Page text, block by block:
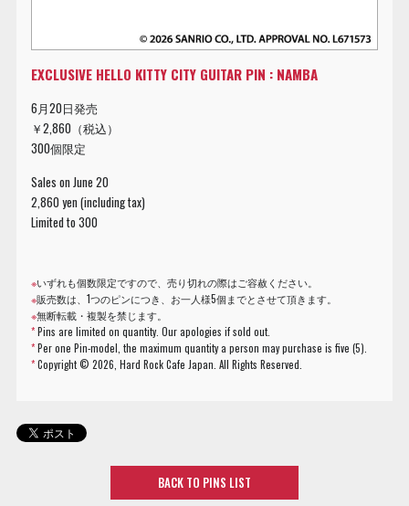
EXCLUSIVE HELLO KITTY CITY GUITAR PIN : NAMBA
6月20日発売
￥2,860（税込）
300個限定
Sales on June 20
2,860 yen (including tax)
Limited to 300
※いずれも個数限定ですので、売り切れの際はご容赦ください。
※販売数は、1つのピンにつき、お一人様5個までとさせて頂きます。
※無断転載・複製を禁じます。
*Pins are limited on quantity. Our apologies if sold out.
*Per one Pin-model, the maximum quantity a person may purchase is five (5).
*Copyright ©2026, Hard Rock Cafe Japan. All Rights Reserved.
BACK TO PINS LIST